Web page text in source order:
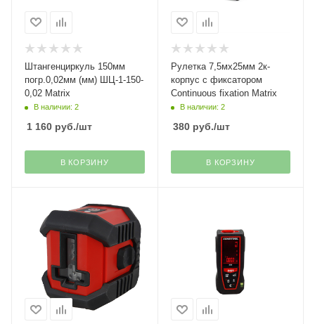
Штангенциркуль 150мм
погр.0,02мм (мм) ШЦ-1-150-
0,02 Matrix
В наличии: 2
1 160 руб./шт
В КОРЗИНУ
Рулетка 7,5мх25мм 2к-
корпус с фиксатором
Continuous fixation Matrix
В наличии: 2
380руб./шт
В КОРЗИНУ